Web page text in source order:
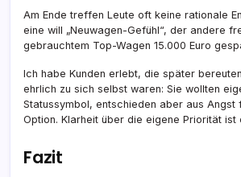
Am Ende treffen Leute oft keine rationale
eine will „Neuwagen-Gefühl“, der andere
gebrauchtem Top-Wagen 15.000 Euro
Ich habe Kunden erlebt, die später
ehrlich zu sich selbst waren: Sie wollten
Statussymbol, entschieden aber aus Angst
Option. Klarheit über die eigene Priorität ist
Fazit